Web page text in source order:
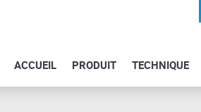
ACCUEIL PRODUIT TECHNIQUE